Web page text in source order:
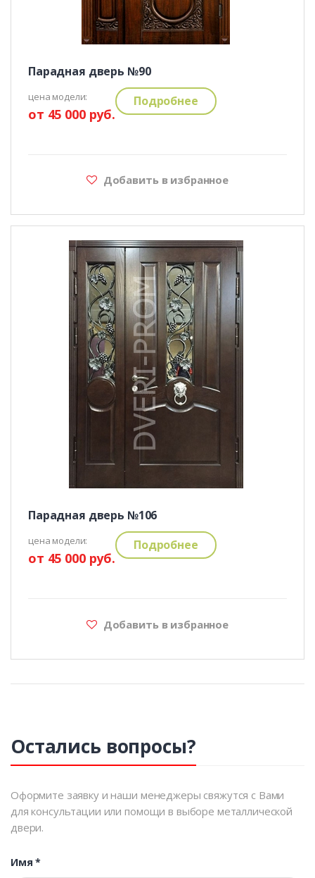
Парадная дверь №90
цена модели:
от 45 000 руб.
Подробнее
Добавить в избранное
Парадная дверь №106
цена модели:
от 45 000 руб.
Подробнее
Добавить в избранное
Остались вопросы?
Оформите заявку и наши менеджеры свяжутся с Вами
для консультации или помощи в выборе металлической
двери.
Имя*